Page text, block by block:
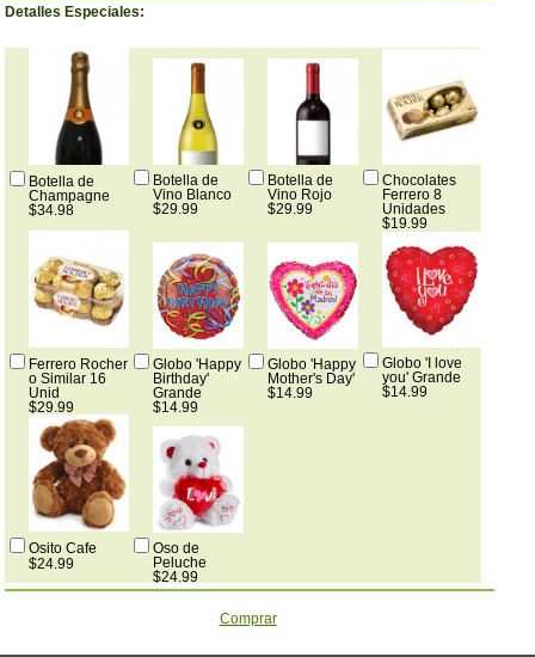
Detalles Especiales:
Botella de
Champagne
$34.98
Botella de
Vino Blanco
$29.99
Botella de
Vino Rojo
$29.99
Chocolates
Ferrero 8
Unidades
$19.99
Ferrero Rocher
o Similar 16
Unid
$29.99
Globo 'Happy
Birthday'
Grande
$14.99
Globo 'Happy
Mother's Day'
$14.99
Globo 'I love
you' Grande
$14.99
Osito Cafe
$24.99
Oso de
Peluche
$24.99
Comprar